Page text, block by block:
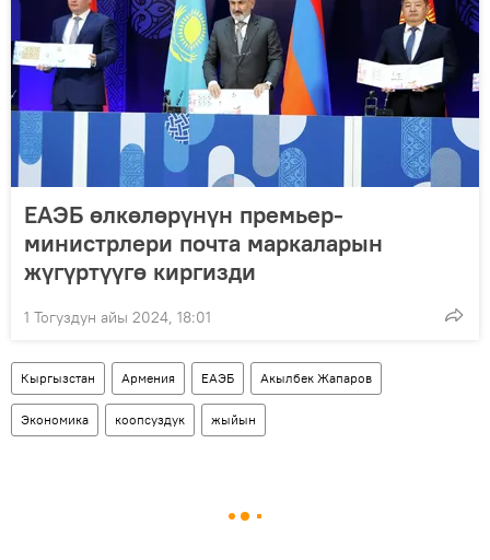
ЕАЭБ өлкөлөрүнүн премьер-
министрлери почта маркаларын
жүгүртүүгө киргизди
1 Тогуздун айы 2024, 18:01
Кыргызстан Армения ЕАЭБ Акылбек Жапаров
Экономика коопсуздук жыйын